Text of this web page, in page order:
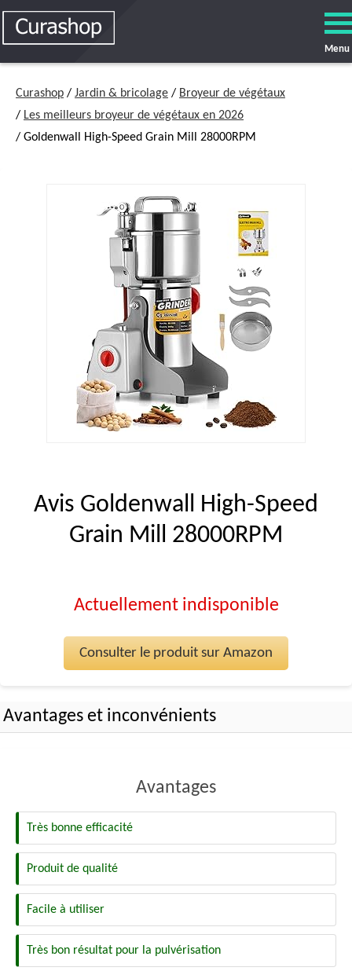
Menu
Curashop / Jardin & bricolage / Broyeur de végétaux
/ Les meilleurs broyeur de végétaux en 2026
/ Goldenwall High-Speed Grain Mill 28000RPM
Avis Goldenwall High-Speed
Grain Mill 28000RPM
Actuellement indisponible
Consulter le produit sur Amazon
Avantages et inconvénients
Avantages
Très bonne efficacité
Produit de qualité
Facile à utiliser
Très bon résultat pour la pulvérisation